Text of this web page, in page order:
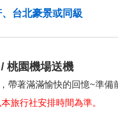
台北豪景或同級
桃園機場送機
帶著滿滿愉快的回憶~準備
旅行社安排時間為準。